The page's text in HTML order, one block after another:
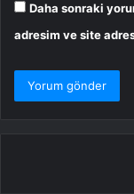
Daha sonraki
adresim ve site